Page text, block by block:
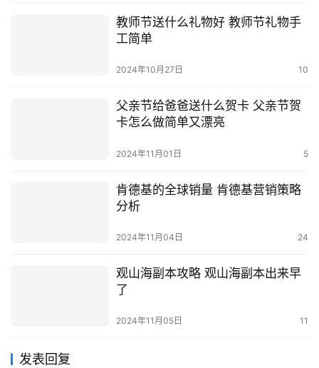
教师节送什么礼物好 教师节礼物手
工简单
2024年10月27日 10
父亲节给爸爸送什么贺卡 父亲节贺
卡怎么做简单又漂亮
2024年11月01日 5
肯德基的全球销量 肯德基营销策略
分析
2024年11月04日 24
观山海副本攻略 观山海副本出来早
了
2024年11月05日 11
发表回复